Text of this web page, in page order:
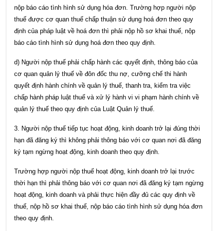
nộp báo cáo tình hình sử dụng hóa đơn. Trường hợp người nộp
thuế được cơ quan thuế chấp thuận sử dụng hoá đơn theo quy
định của pháp luật về hoá đơn thì phải nộp hồ sơ khai thuế, nộp
báo cáo tình hình sử dụng hoá đơn theo quy định.
d) Người nộp thuế phải chấp hành các quyết định, thông báo của
cơ quan quản lý thuế về đôn đốc thu nợ, cưỡng chế thi hành
quyết định hành chính về quản lý thuế, thanh tra, kiểm tra việc
chấp hành pháp luật thuế và xử lý hành vi vi phạm hành chính về
quản lý thuế theo quy định của Luật Quản lý thuế.
3. Người nộp thuế tiếp tục hoạt động, kinh doanh trở lại đúng thời
hạn đã đăng ký thì không phải thông báo với cơ quan nơi đã đăng
ký tạm ngừng hoạt động, kinh doanh theo quy định.
Trường hợp người nộp thuế hoạt động, kinh doanh trở lại trước
thời hạn thì phải thông báo với cơ quan nơi đã đăng ký tạm ngừng
hoạt động, kinh doanh và phải thực hiện đầy đủ các quy định về
thuế, nộp hồ sơ khai thuế, nộp báo cáo tình hình sử dụng hóa đơn
theo quy định.